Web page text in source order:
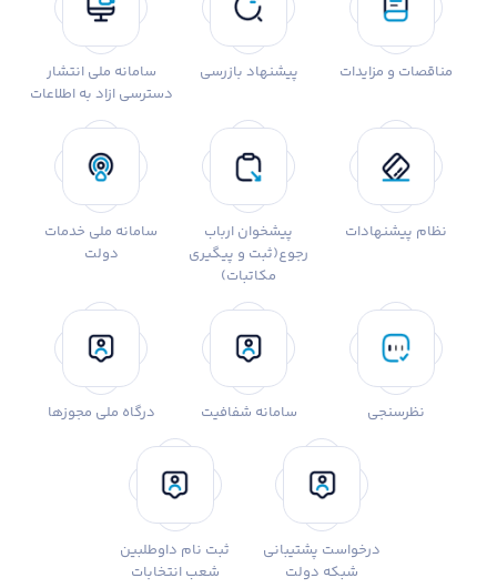
مناقصات و مزایدات پیشنهاد بازرسی
سامانه ملی انتشار
دسترسی ازاد به اطلاعات
نظام پیشنهادات
پیشخوان ارباب
رجوع(ثبت و پیگیری
مکاتبات)
سامانه ملی خدمات
دولت
نظرسنجی سامانه شفافیت درگاه ملی مجوزها
درخواست پشتیبانی
شبکه دولت
ثبت نام داوطلبین
شعب انتخابات